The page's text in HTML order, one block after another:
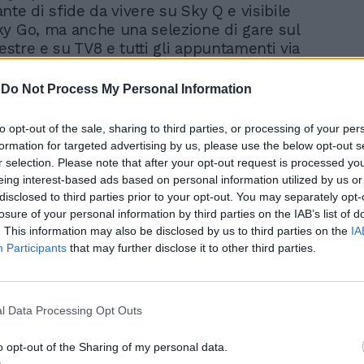
Do Not Process My Personal Information
opt-out of the sale, sharing to third parties, or processing of your
for targeted advertising by us, please use the below opt-out
selection. Please note that after your opt-out request is processed
interest-based ads based on personal information utilized by us
to third parties prior to your opt-out. You may separately
of your personal information by third parties on the IAB’s list of
This information may also be disclosed by us to third parties on the
Participants that may further disclose it to other third parties.
Data Processing Opt Outs
opt-out of the Sharing of my personal data.
di sfide da vivere su Sky Q e visibile
Go, ma anche una selezione di gare sul
e su TV8 e tutti gli appuntamenti via
Formula 1 con la prima gara in
il 5 luglio in Austria. La MotoGP ripartirà
luglio a Jerez con il GP di Spagna, mentre
il 2 agosto sempre in Spagna a Jerez,
Round disputato a marzo in Australia.
hanno annunciato rispettivamente fino
1 (al momento, in attesa del
con il GP d’Italia in diretta
al momento, tra quelli confermati: GP di
della Riviera di Rimini, GP di Teruel e GP